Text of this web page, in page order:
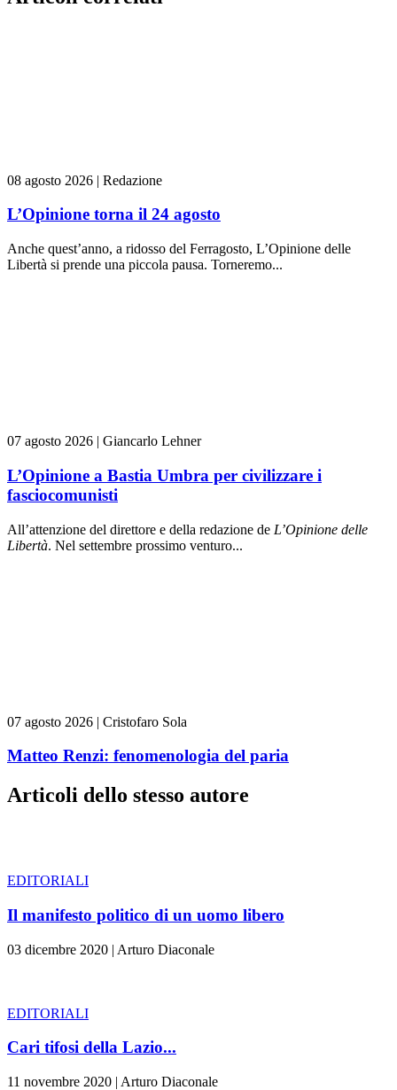
08 agosto 2026 | Redazione
L’Opinione torna il 24 agosto
Anche quest’anno, a ridosso del Ferragosto, L’Opinione delle
Libertà si prende una piccola pausa. Torneremo...
07 agosto 2026 | Giancarlo Lehner
L’Opinione a Bastia Umbra per civilizzare i
fasciocomunisti
All’attenzione del direttore e della redazione de L’Opinione delle
Libertà. Nel settembre prossimo venturo...
07 agosto 2026 | Cristofaro Sola
Matteo Renzi: fenomenologia del paria
Articoli dello stesso autore
EDITORIALI
Il manifesto politico di un uomo libero
03 dicembre 2020 | Arturo Diaconale
EDITORIALI
Cari tifosi della Lazio...
11 novembre 2020 | Arturo Diaconale